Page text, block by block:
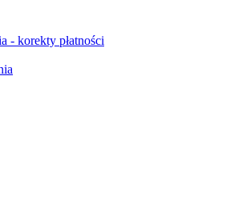
- korekty płatności